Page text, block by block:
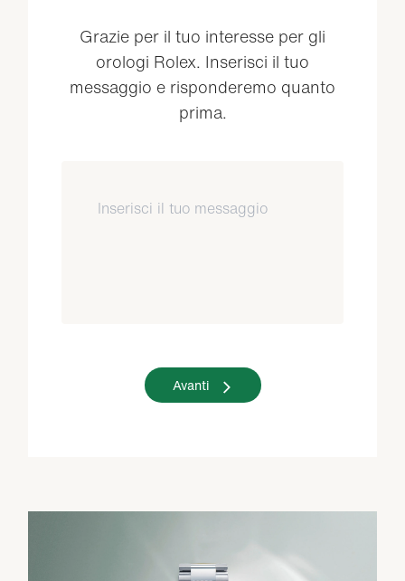
Grazie per il tuo interesse per gli
orologi Rolex. Inserisci il tuo
messaggio e risponderemo quanto
prima.
Avanti